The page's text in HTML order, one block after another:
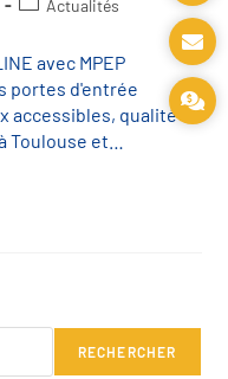
Actualités
avec MPEP
portes d'entrée
accessibles, qualité
Toulouse et…
RECHERCHER